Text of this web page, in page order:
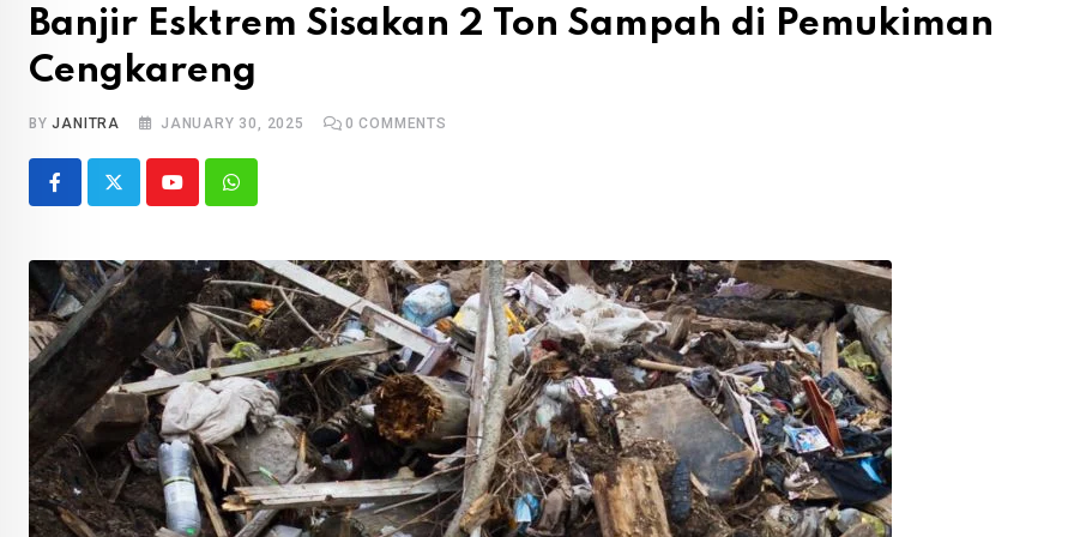
Banjir Esktrem Sisakan 2 Ton Sampah di Pemukiman
Cengkareng
BYJANITRA JANUARY 30, 2025 0 COMMENTS
YoutubeWhatsapp